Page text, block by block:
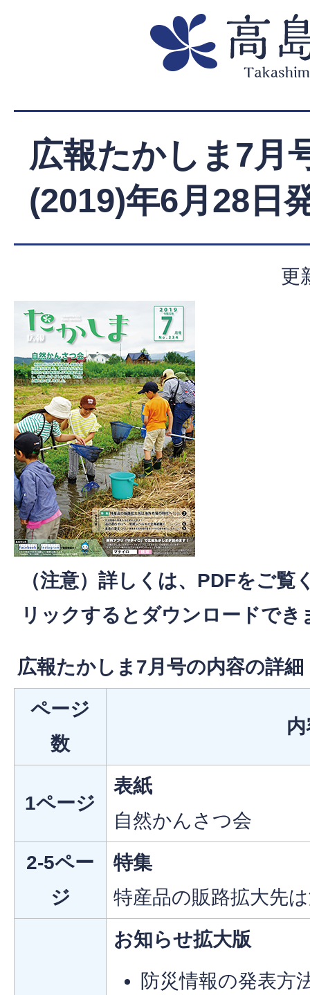
広報たかしま7月
(2019)年6月28日
更
（注意）詳しくは、PDFをご
リックするとダウンロードでき
広報たかしま7月号の内容の詳細
ページ
数
1ページ
表紙
自然かんさつ会
2-5ペー
ジ
特集
特産品の販路拡大先
お知らせ拡大版
防災情報の発表方